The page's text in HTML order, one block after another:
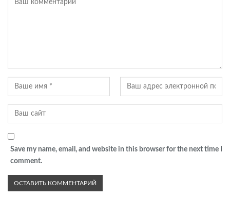
Save my name, email, and website in this browser for the next time I
comment.